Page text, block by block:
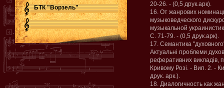
БТК "Ворзель"
20-26. - (0,5 друк.арк).
16. От жанрових
музыковедческого
музыкальной
С. 71-79. - (0,5 друк.арк).
17. Семантика
Актуальні проблеми
реферативних викладів,
Кривому Розі. - Вип. 2. -
друк. арк.).
18. Диалогичность как